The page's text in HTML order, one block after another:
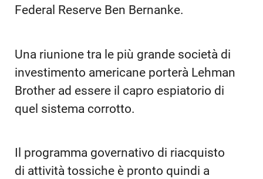
Federal Reserve Ben Bernanke.
Una riunione tra le più grande società di
investimento americane porterà Lehman
Brother ad essere il capro espiatorio di
quel sistema corrotto.
Il programma governativo di riacquisto
di attività tossiche è pronto quindi a